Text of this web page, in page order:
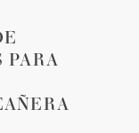
PARA